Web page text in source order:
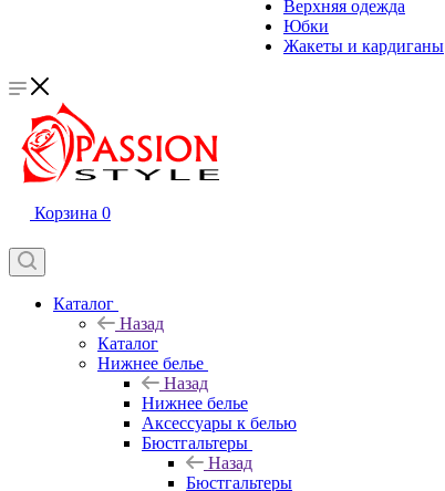
Верхняя одежда
Юбки
Жакеты и кардиганы
Корзина 0
Каталог
Назад
Каталог
Нижнее белье
Назад
Нижнее белье
Аксессуары к белью
Бюстгальтеры
Назад
Бюстгальтеры